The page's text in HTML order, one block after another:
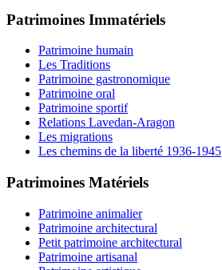
Patrimoines Immatériels
Patrimoine humain
Les Traditions
Patrimoine gastronomique
Patrimoine oral
Patrimoine sportif
Relations Lavedan-Aragon
Les migrations
Les chemins de la liberté 1936-1945
Patrimoines Matériels
Patrimoine animalier
Patrimoine architectural
Petit patrimoine architectural
Patrimoine artisanal